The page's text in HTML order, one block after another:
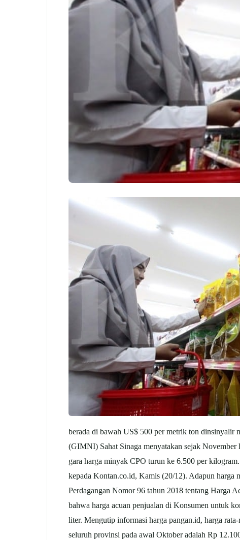
berada di bawah US$ 500 per metrik ton
(GIMNI) Sahat Sinaga menyatakan sejak
gara harga minyak CPO turun ke 6.500 per
kepada Kontan.co.id, Kamis (20/12). Adapun harga
Perdagangan Nomor 96 tahun 2018 tentang Harga
bahwa harga acuan penjualan di Konsumen untuk
liter. Mengutip informasi harga pangan.id, harga
seluruh provinsi pada awal Oktober adalah Rp